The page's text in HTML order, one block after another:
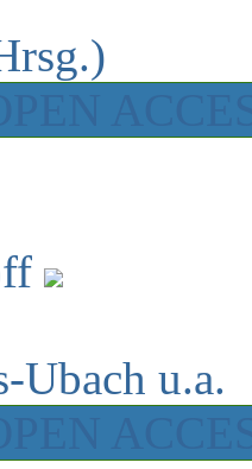
Ubach u.a.